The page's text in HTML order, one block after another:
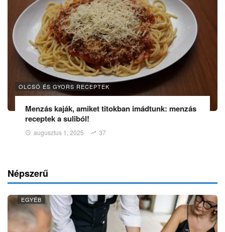
OLCSÓ ÉS GYORS RECEPTEK
Menzás kaják, amiket titokban imádtunk: menzás
receptek a suliból!
augusztus 1, 2025 37
Népszerű
EGYÉB